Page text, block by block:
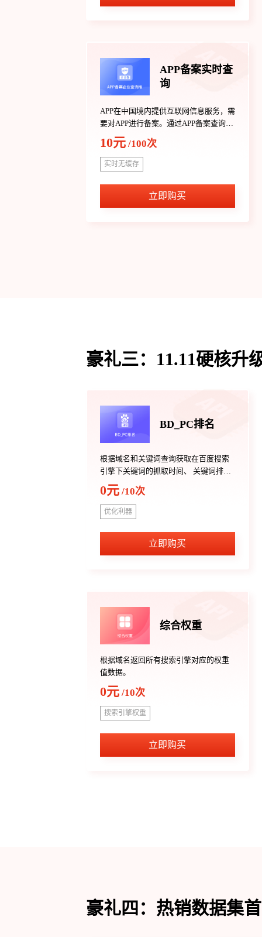
APP备案实时查
询
APP在中国境内提供互联网信息服务，需
要对APP进行备案。通过APP备案查询接
口可以实时获取例如，新闻、社交、电
商、游戏、教育、医疗等行业的app是否
进行了备案，是当前企业必备的查询接
口。
10元 /100次
实时无缓存
立即购买
豪礼三：11.11硬核升
BD_PC排名
根据域名和关键词查询获取在百度搜索
引擎下关键词的抓取时间、 关键词排名
（页数-第几条）、 页面标题、 页面链接
地址，排名只返回排名前50名数据，50
名后不体现。（排名存在异地排名现
象，不保证数据与查询IP百分百一致）
0元 /10次
优化利器
立即购买
综合权重
根据域名返回所有搜索引擎对应的权重
值数据。
0元 /10次
搜索引擎权重
立即购买
豪礼四：热销数据集